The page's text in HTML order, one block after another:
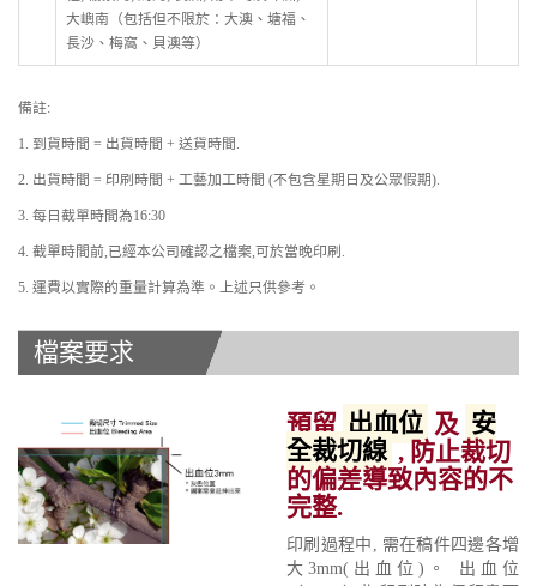
大嶼南（包括但不限於：大澳、塘福、
長沙、梅窩、貝澳等）
備註:
1. 到貨時間 = 出貨時間 + 送貨時間.
2. 出貨時間 = 印刷時間 + 工藝加工時間 (不包含星期日及公眾假期).
3. 每日截單時間為16:30
4. 截單時間前,已經本公司確認之檔案,可於當晚印刷.
5. 運費以實際的重量計算為準。上述只供參考。
檔案要求
預留 出血位 及 安
全裁切線, 防止裁切
的偏差導致內容的不
完整.
印刷過程中, 需在稿件四邊各增
大3mm(出血位)。 出血位